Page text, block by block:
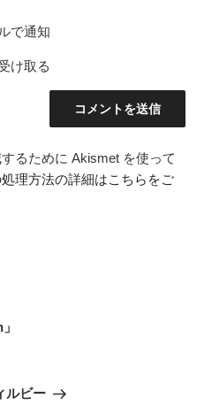
で通知
け取る
るために Akismet を使って
理方法の詳細はこちらをご
ルビー